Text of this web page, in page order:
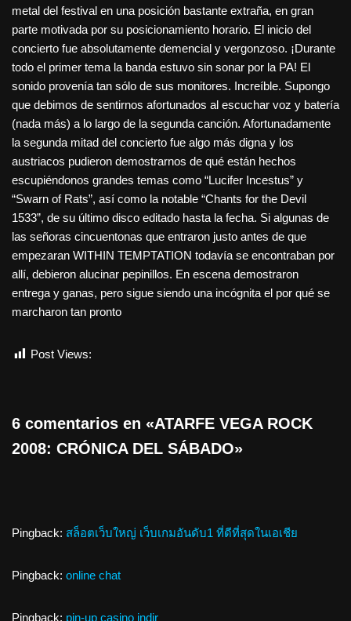
metal del festival en una posición bastante extraña, en gran
parte motivada por su posicionamiento horario. El inicio del
concierto fue absolutamente demencial y vergonzoso. ¡Durante
todo el primer tema la banda estuvo sin sonar por la PA! El
sonido provenía tan sólo de sus monitores. Increíble. Supongo
que debimos de sentirnos afortunados al escuchar voz y batería
(nada más) a lo largo de la segunda canción. Afortunadamente
la segunda mitad del concierto fue algo más digna y los
austriacos pudieron demostrarnos de qué están hechos
escupiéndonos grandes temas como “Lucifer Incestus” y
“Swarn of Rats”, así como la notable “Chants for the Devil
1533”, de su último disco editado hasta la fecha. Si algunas de
las señoras cincuentonas que entraron justo antes de que
empezaran WITHIN TEMPTATION todavía se encontraban por
allí, debieron alucinar pepinillos. En escena demostraron
entrega y ganas, pero sigue siendo una incógnita el por qué se
marcharon tan pronto
Post Views:
6 comentarios en «ATARFE VEGA ROCK
2008: CRÓNICA DEL SÁBADO»
Pingback: สล็อตเว็บใหญ่ เว็บเกมอันดับ1 ที่ดีที่สุดในเอเชีย
Pingback: online chat
Pingback: pin-up casino indir